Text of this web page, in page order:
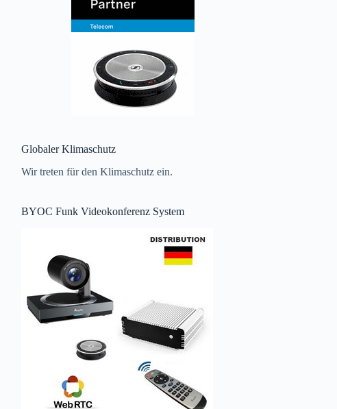
Globaler Klimaschutz
Wir treten für den Klimaschutz ein.
BYOC Funk Videokonferenz System